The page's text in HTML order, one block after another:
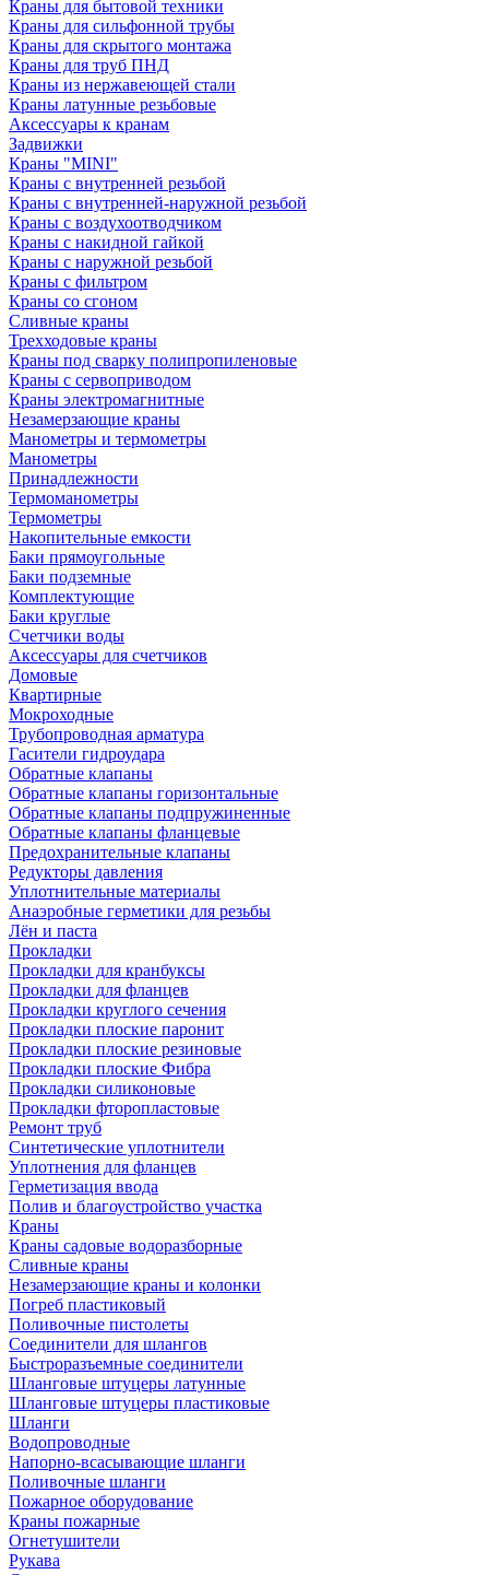
Краны для бытовой техники
Краны для сильфонной трубы
Краны для скрытого монтажа
Краны для труб ПНД
Краны из нержавеющей стали
Краны латунные резьбовые
Аксессуары к кранам
Задвижки
Краны "MINI"
Краны с внутренней резьбой
Краны с внутренней-наружной резьбой
Краны с воздухоотводчиком
Краны с накидной гайкой
Краны с наружной резьбой
Краны с фильтром
Краны со сгоном
Сливные краны
Трехходовые краны
Краны под сварку полипропиленовые
Краны с сервоприводом
Краны электромагнитные
Незамерзающие краны
Манометры и термометры
Манометры
Принадлежности
Термоманометры
Термометры
Накопительные емкости
Баки прямоугольные
Баки подземные
Комплектующие
Баки круглые
Счетчики воды
Аксессуары для счетчиков
Домовые
Квартирные
Мокроходные
Трубопроводная арматура
Гасители гидроудара
Обратные клапаны
Обратные клапаны горизонтальные
Обратные клапаны подпружиненные
Обратные клапаны фланцевые
Предохранительные клапаны
Редукторы давления
Уплотнительные материалы
Анаэробные герметики для резьбы
Лён и паста
Прокладки
Прокладки для кранбуксы
Прокладки для фланцев
Прокладки круглого сечения
Прокладки плоские паронит
Прокладки плоские резиновые
Прокладки плоские Фибра
Прокладки силиконовые
Прокладки фторопластовые
Ремонт труб
Синтетические уплотнители
Уплотнения для фланцев
Герметизация ввода
Полив и благоустройство участка
Краны
Краны садовые водоразборные
Сливные краны
Незамерзающие краны и колонки
Погреб пластиковый
Поливочные пистолеты
Соединители для шлангов
Быстроразъемные соединители
Шланговые штуцеры латунные
Шланговые штуцеры пластиковые
Шланги
Водопроводные
Напорно-всасывающие шланги
Поливочные шланги
Пожарное оборудование
Краны пожарные
Огнетушители
Рукава